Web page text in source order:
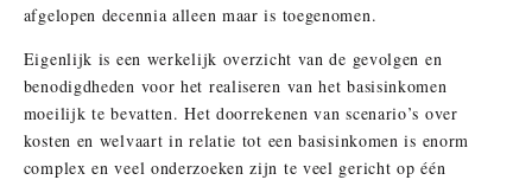
afgelopen decennia alleen maar is toegenomen.
Eigenlijk is een werkelijk overzicht van de gevolgen en
benodigdheden voor het realiseren van het basisinkomen
moeilijk te bevatten. Het doorrekenen van scenario’s over
kosten en welvaart in relatie tot een basisinkomen is enorm
complex en veel onderzoeken zijn te veel gericht op één